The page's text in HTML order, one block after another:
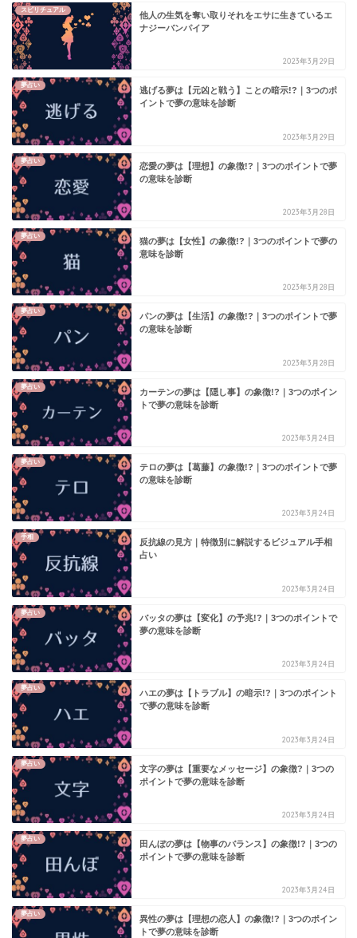
スピリチュアル
他人の生気を奪い取りそれをエサに生きているエ
ナジーバンパイア
2023年3月29日
夢占い
逃げる夢は【元凶と戦う】ことの暗示!?｜3つのポ
イントで夢の意味を診断
2023年3月29日
夢占い
恋愛の夢は【理想】の象徴!?｜3つのポイントで夢
の意味を診断
2023年3月28日
夢占い
猫の夢は【女性】の象徴!?｜3つのポイントで夢の
意味を診断
2023年3月28日
夢占い
パンの夢は【生活】の象徴!?｜3つのポイントで夢
の意味を診断
2023年3月28日
夢占い
カーテンの夢は【隠し事】の象徴!?｜3つのポイン
トで夢の意味を診断
2023年3月24日
夢占い
テロの夢は【葛藤】の象徴!?｜3つのポイントで夢
の意味を診断
2023年3月24日
手相
反抗線の見方｜特徴別に解説するビジュアル手相
占い
2023年3月24日
夢占い
バッタの夢は【変化】の予兆!?｜3つのポイントで
夢の意味を診断
2023年3月24日
夢占い
ハエの夢は【トラブル】の暗示!?｜3つのポイント
で夢の意味を診断
2023年3月24日
夢占い
文字の夢は【重要なメッセージ】の象徴?｜3つの
ポイントで夢の意味を診断
2023年3月24日
夢占い
田んぼの夢は【物事のバランス】の象徴!?｜3つの
ポイントで夢の意味を診断
2023年3月24日
夢占い
異性の夢は【理想の恋人】の象徴!?｜3つのポイン
トで夢の意味を診断